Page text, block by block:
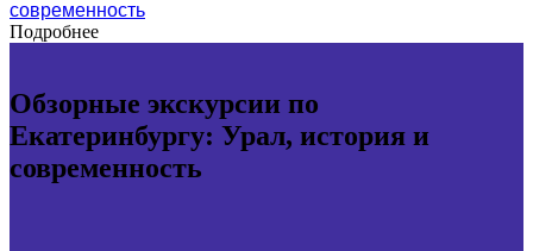
современность
Подробнее
Обзорные экскурсии по
Екатеринбургу: Урал, история и
современность